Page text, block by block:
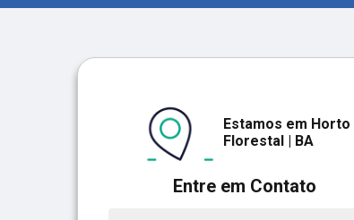
Entre em Contato
Estamos em Horto
Florestal | BA